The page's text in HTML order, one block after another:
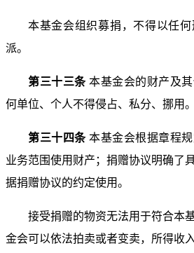
本基金会组织募捐，不得以任
派。
第三十三条本基金会的财产及其
何单位、个人不得侵占、私分、挪用。
第三十四条本基金会根据章程
业务范围使用财产；捐赠协议明确了
据捐赠协议的约定使用。
接受捐赠的物资无法用于符合本
金会可以依法拍卖或者变卖，所得收